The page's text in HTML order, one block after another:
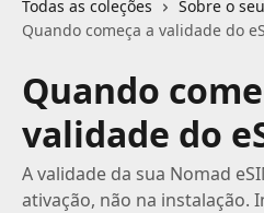
Todas as coleções
Sobre o
Quando começa a validade do
Quando
validade do
A validade da sua Nomad
ativação, não na instalação.